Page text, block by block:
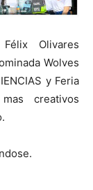
Olivares
Wolves
y Feria
creativos